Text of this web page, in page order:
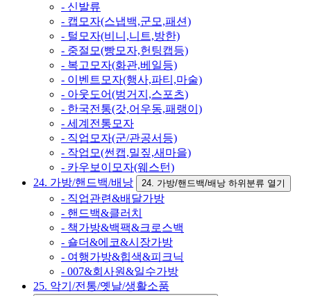
- 신발류
- 캡모자(스냅백,군모,패션)
- 털모자(비니,니트,방한)
- 중절모(빵모자,헌팅캡등)
- 복고모자(화관,베일등)
- 이벤트모자(행사,파티,마술)
- 아웃도어(벙거지,스포츠)
- 한국전통(갓,어우동,패랭이)
- 세계전통모자
- 직업모자(군/관공서등)
- 작업모(썬캡,밀짚,새마을)
- 카우보이모자(웨스턴)
24. 가방/핸드백/배낭
24. 가방/핸드백/배낭 하위분류 열기
- 직업관련&배달가방
- 핸드백&클러치
- 책가방&백팩&크로스백
- 숄더&에코&시장가방
- 여행가방&힙색&피크닉
- 007&회사원&일수가방
25. 악기/전통/옛날/생활소품